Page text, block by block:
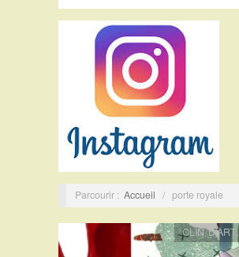
Parcourir : Accueil / porte royale
CLIN D'ART,